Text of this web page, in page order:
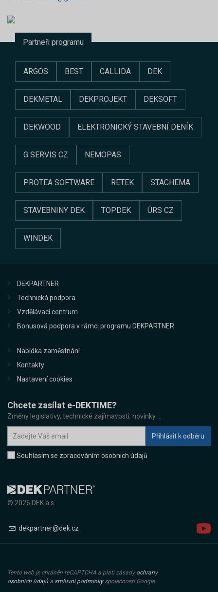
Partneři programu
ARGOS BEST CALLIDA DEK
DEKMETAL DEKPROJEKT DEKSOFT
DEKWOOD ELEKTRONICKÝ STAVEBNÍ DENÍK
G SERVIS CZ NEMOPAS
PROTEA SOFTWARE RETEK STACHEMA
STAVEBNINY DEK TOPDEK ÚRS CZ
WINDEK
© 2026 DEK a.s.
dekpartner@dek.cz
DEKPARTNER
Technická podpora
Vzdělávací centrum
Bonusová podpora v rámci programu DEKPARTNER
Nabídka zaměstnání
Kontakty
Nastavení cookies
Chcete zasílat e-DEKTIME?
Změny legislativy, technické zajímavosti, novinky ...
Souhlasím se zpracováním osobních údajů
Tento web je chráněn reCAPTCHA a platí zásady ochrany
osobních údajůa smluvní podmínkyspolečnosti Google.